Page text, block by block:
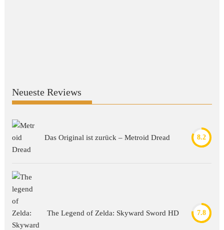
Neueste Reviews
Das Original ist zurück – Metroid Dread 8.2
The Legend of Zelda: Skyward Sword HD 7.8